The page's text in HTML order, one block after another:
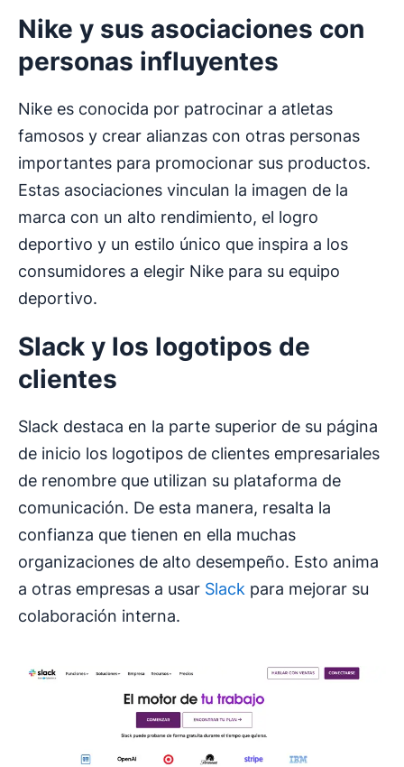
Nike y sus asociaciones con
personas influyentes
Nike es conocida por patrocinar a atletas
famosos y crear alianzas con otras personas
importantes para promocionar sus productos.
Estas asociaciones vinculan la imagen de la
marca con un alto rendimiento, el logro
deportivo y un estilo único que inspira a los
consumidores a elegir Nike para su equipo
deportivo.
Slack y los logotipos de
clientes
Slack destaca en la parte superior de su página
de inicio los logotipos de clientes empresariales
de renombre que utilizan su plataforma de
comunicación. De esta manera, resalta la
confianza que tienen en ella muchas
organizaciones de alto desempeño. Esto anima
a otras empresas a usar Slack para mejorar su
colaboración interna.